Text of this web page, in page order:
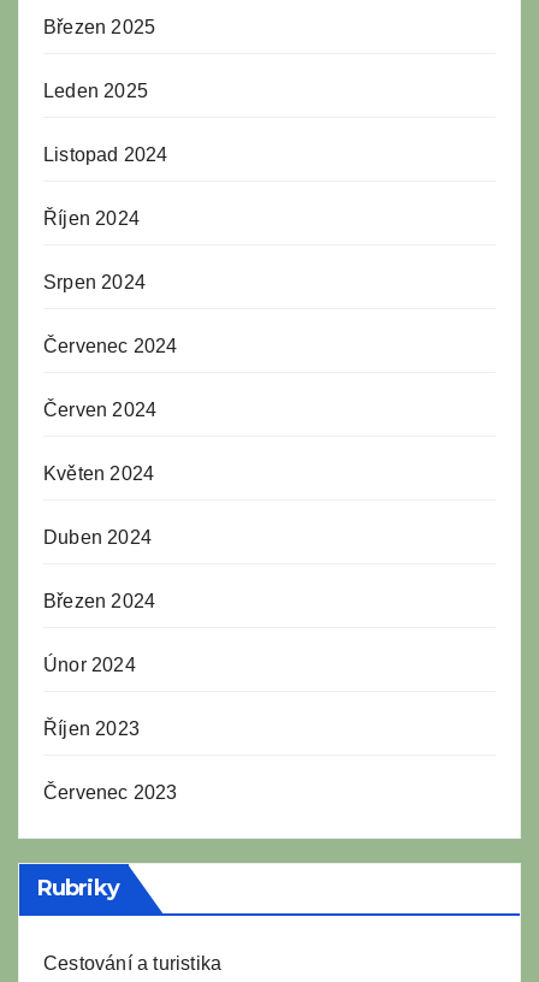
Březen 2025
Leden 2025
Listopad 2024
Říjen 2024
Srpen 2024
Červenec 2024
Červen 2024
Květen 2024
Duben 2024
Březen 2024
Únor 2024
Říjen 2023
Červenec 2023
Rubriky
Cestování a turistika